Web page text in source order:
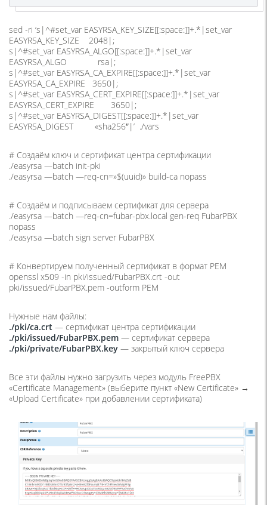
sed -ri ‘s|^#set_var EASYRSA_KEY_SIZE[[:space:]]+.*|set_var
EASYRSA_KEY_SIZE 2048|;
s|^#set_var EASYRSA_ALGO[[:space:]]+.*|set_var
EASYRSA_ALGO rsa|;
s|^#set_var EASYRSA_CA_EXPIRE[[:space:]]+.*|set_var
EASYRSA_CA_EXPIRE 3650|;
s|^#set_var EASYRSA_CERT_EXPIRE[[:space:]]+.*|set_var
EASYRSA_CERT_EXPIRE 3650|;
s|^#set_var EASYRSA_DIGEST[[:space:]]+.*|set_var
EASYRSA_DIGEST «sha256″|’ ./vars
# Создаём ключ и сертификат центра сертификации
./easyrsa —batch init-pki
./easyrsa —batch —req-cn=»$(uuid)» build-ca nopass
# Создаём и подписываем сертификат для сервера
./easyrsa —batch —req-cn=fubar-pbx.local gen-req FubarPBX
nopass
./easyrsa —batch sign server FubarPBX
# Конвертируем полученный сертификат в формат PEM
openssl x509 -in pki/issued/FubarPBX.crt -out
pki/issued/FubarPBX.pem -outform PEM
Нужные нам файлы:
./pki/ca.crt — сертификат центра сертификации
./pki/issued/FubarPBX.pem — сертификат сервера
./pki/private/FubarPBX.key — закрытый ключ сервера
Все эти файлы нужно загрузить через модуль FreePBX
«Certificate Management» (выберите пункт «New Certificate» →
«Upload Certificate» при добавлении сертификата)